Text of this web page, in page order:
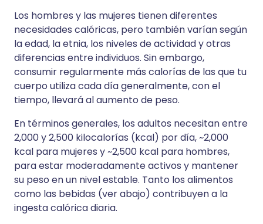
Los hombres y las mujeres tienen diferentes
necesidades calóricas, pero también varían según
la edad, la etnia, los niveles de actividad y otras
diferencias entre individuos. Sin embargo,
consumir regularmente más calorías de las que tu
cuerpo utiliza cada día generalmente, con el
tiempo, llevará al aumento de peso.
En términos generales, los adultos necesitan entre
2,000 y 2,500 kilocalorías (kcal) por día, ~2,000
kcal para mujeres y ~2,500 kcal para hombres,
para estar moderadamente activos y mantener
su peso en un nivel estable. Tanto los alimentos
como las bebidas (ver abajo) contribuyen a la
ingesta calórica diaria.